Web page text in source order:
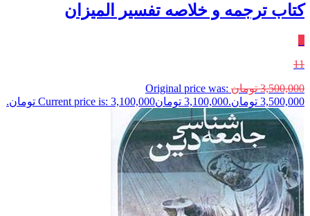
کتاب ترجمه و خلاصه تفسیر المیزان
11
3,500,000 تومان Original price was:
3,500,000 تومان.
3,100,000 تومانCurrent price is: 3,100,000 تومان.